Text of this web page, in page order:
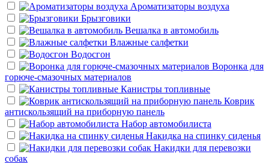
Ароматизаторы воздуха
Брызговики
Вешалка в автомобиль
Влажные салфетки
Водосгон
Воронка для
горюче-смазочных материалов
Канистры топливные
Коврик
антискользящий на приборную панель
Набор автомобилиста
Накидка на спинку сиденья
Накидки для перевозки
собак